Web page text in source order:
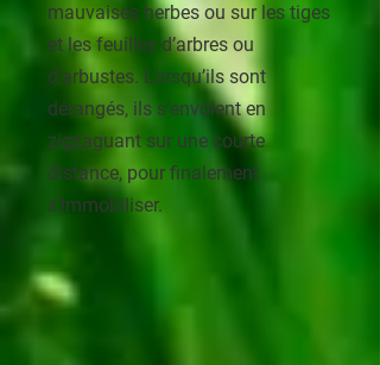
mauvaises herbes ou sur les tiges
et les feuilles d’arbres ou
d’arbustes. Lorsqu’ils sont
dérangés, ils s’envolent en
zigzaguant sur une courte
distance, pour finalement
s’immobiliser.